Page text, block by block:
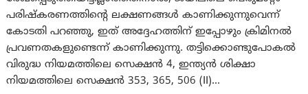
പരിഷ്കരണത്തിന്റെ ലക്ഷണങ്ങൾ കാണിക്കുന്നുവെന്ന്
കോടതി പറഞ്ഞു, ഇത് അദ്ദേഹത്തിന് ഇപ്പോഴും ക്രിമിനൽ
പ്രവണതകളുണ്ടെന്ന് കാണിക്കുന്നു. തട്ടിക്കൊണ്ടുപോകൽ
വിരുദ്ധ നിയമത്തിലെ സെക്ഷൻ 4, ഇന്ത്യൻ ശിക്ഷാ
നിയമത്തിലെ സെക്ഷൻ 353, 365, 506 (II)…